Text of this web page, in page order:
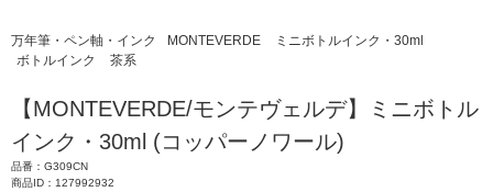
万年筆・ペン軸・インク MONTEVERDE
ミニボトルインク・30ml
ボトルインク
茶系
【MONTEVERDE/モンテヴェルデ】ミニボトル
インク・30ml (コッパーノワール)
品番：G309CN
商品ID：127992932